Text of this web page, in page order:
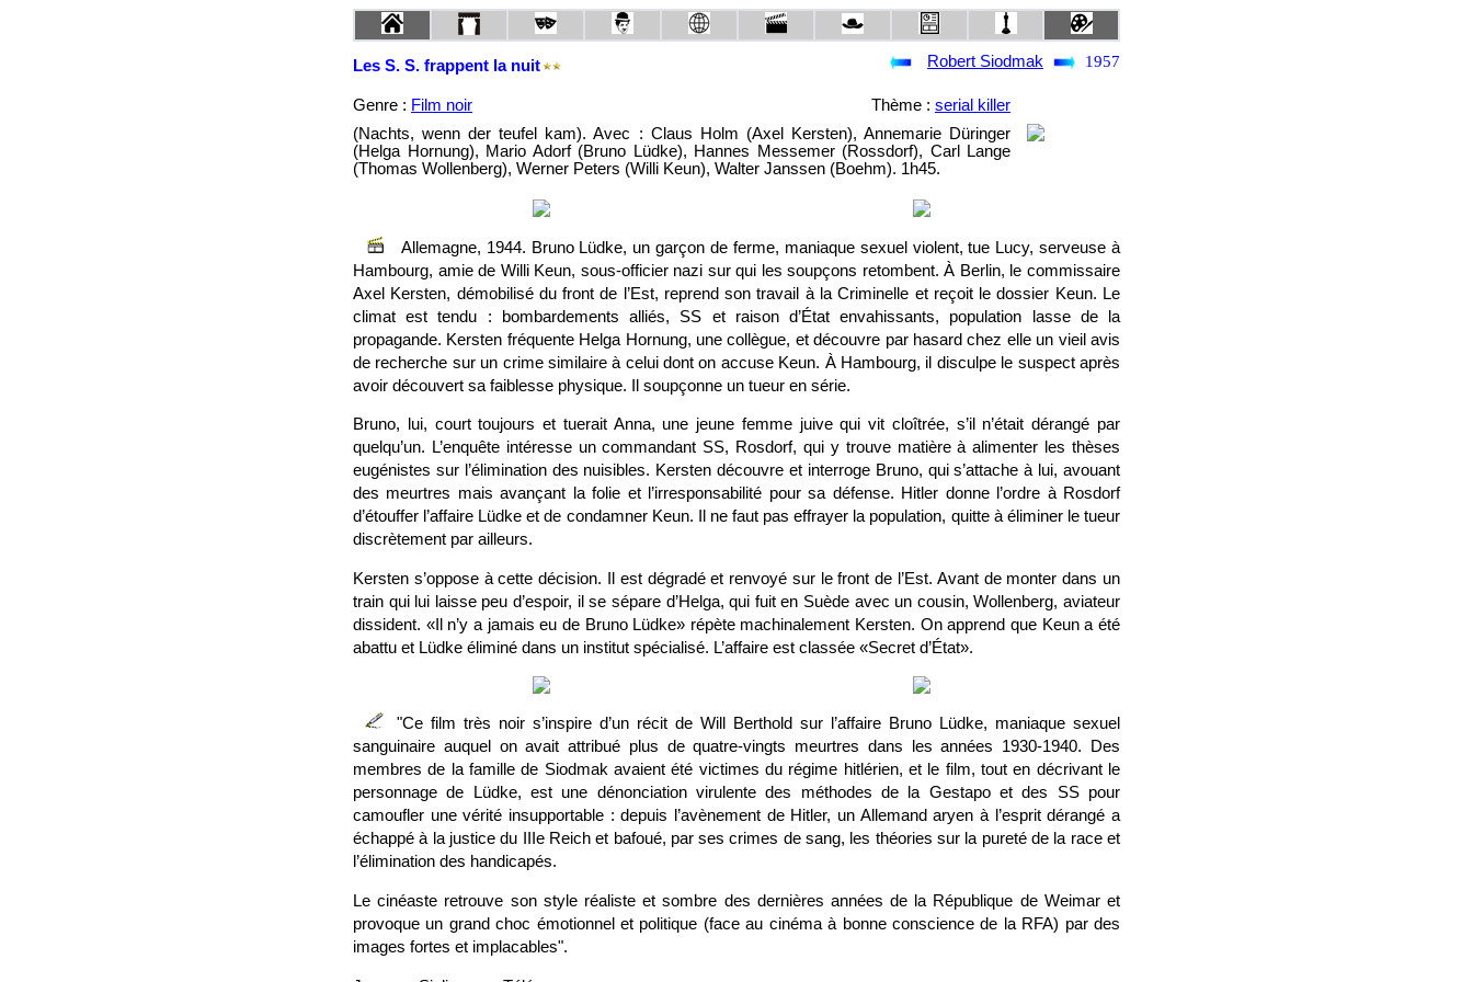
Les S. S. frappent la nuit Robert Siodmak 1957
Genre : Film noir Thème : serial killer
(Nachts, wenn der teufel kam). Avec : Claus Holm (Axel Kersten), Annemarie Düringer
(Helga Hornung), Mario Adorf (Bruno Lüdke), Hannes Messemer (Rossdorf), Carl Lange
(Thomas Wollenberg), Werner Peters (Willi Keun), Walter Janssen (Boehm). 1h45.
Allemagne, 1944. Bruno Lüdke, un garçon de ferme, maniaque sexuel violent, tue Lucy, serveuse à
Hambourg, amie de Willi Keun, sous-officier nazi sur qui les soupçons retombent. À Berlin, le commissaire
Axel Kersten, démobilisé du front de l’Est, reprend son travail à la Criminelle et reçoit le dossier Keun. Le
climat est tendu : bombardements alliés, SS et raison d’État envahissants, population lasse de la
propagande. Kersten fréquente Helga Hornung, une collègue, et découvre par hasard chez elle un vieil avis
de recherche sur un crime similaire à celui dont on accuse Keun. À Hambourg, il disculpe le suspect après
avoir découvert sa faiblesse physique. Il soupçonne un tueur en série.
Bruno, lui, court toujours et tuerait Anna, une jeune femme juive qui vit cloîtrée, s’il n’était dérangé par
quelqu’un. L’enquête intéresse un commandant SS, Rosdorf, qui y trouve matière à alimenter les thèses
eugénistes sur l’élimination des nuisibles. Kersten découvre et interroge Bruno, qui s’attache à lui, avouant
des meurtres mais avançant la folie et l’irresponsabilité pour sa défense. Hitler donne l’ordre à Rosdorf
d’étouffer l’affaire Lüdke et de condamner Keun. Il ne faut pas effrayer la population, quitte à éliminer le tueur
discrètement par ailleurs.
Kersten s’oppose à cette décision. Il est dégradé et renvoyé sur le front de l’Est. Avant de monter dans un
train qui lui laisse peu d’espoir, il se sépare d’Helga, qui fuit en Suède avec un cousin, Wollenberg, aviateur
dissident. «Il n’y a jamais eu de Bruno Lüdke» répète machinalement Kersten. On apprend que Keun a été
abattu et Lüdke éliminé dans un institut spécialisé. L’affaire est classée «Secret d’État».
"Ce film très noir s’inspire d’un récit de Will Berthold sur l’affaire Bruno Lüdke, maniaque sexuel
sanguinaire auquel on avait attribué plus de quatre-vingts meurtres dans les années 1930-1940. Des
membres de la famille de Siodmak avaient été victimes du régime hitlérien, et le film, tout en décrivant le
personnage de Lüdke, est une dénonciation virulente des méthodes de la Gestapo et des SS pour
camoufler une vérité insupportable : depuis l’avènement de Hitler, un Allemand aryen à l’esprit dérangé a
échappé à la justice du IIIe Reich et bafoué, par ses crimes de sang, les théories sur la pureté de la race et
l’élimination des handicapés.
Le cinéaste retrouve son style réaliste et sombre des dernières années de la République de Weimar et
provoque un grand choc émotionnel et politique (face au cinéma à bonne conscience de la RFA) par des
images fortes et implacables".